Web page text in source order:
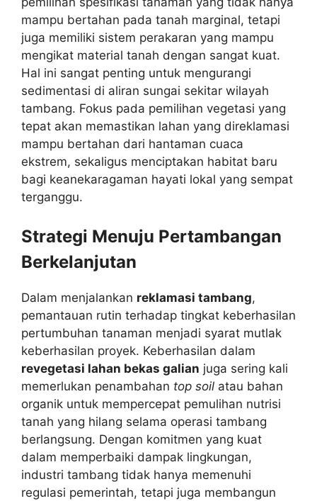
mampu bertahan pada tanah marginal, tetapi
juga memiliki sistem perakaran yang mampu
mengikat material tanah dengan sangat kuat.
Hal ini sangat penting untuk mengurangi
sedimentasi di aliran sungai sekitar wilayah
tambang. Fokus pada pemilihan vegetasi yang
tepat akan memastikan lahan yang direklamasi
mampu bertahan dari hantaman cuaca
ekstrem, sekaligus menciptakan habitat baru
bagi keanekaragaman hayati lokal yang sempat
terganggu.
Strategi Menuju Pertambangan
Berkelanjutan
Dalam menjalankan reklamasi tambang,
pemantauan rutin terhadap tingkat keberhasilan
pertumbuhan tanaman menjadi syarat mutlak
keberhasilan proyek. Keberhasilan dalam
revegetasi lahan bekas galian juga sering kali
memerlukan penambahan top soil atau bahan
organik untuk mempercepat pemulihan nutrisi
tanah yang hilang selama operasi tambang
berlangsung. Dengan komitmen yang kuat
dalam memperbaiki dampak lingkungan,
industri tambang tidak hanya memenuhi
regulasi pemerintah, tetapi juga membangun